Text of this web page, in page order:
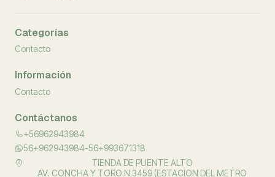
Categorías
Contacto
Información
Contacto
Contáctanos
+56962943984
56+962943984-56+993671318
TIENDA DE PUENTE ALTO
AV. CONCHA Y TORO N 3459 (ESTACION DEL METRO